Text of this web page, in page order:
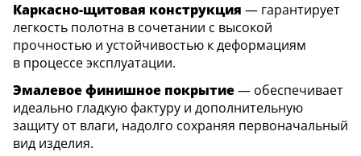
Каркасно-щитовая конструкция — гарантирует
легкость полотна в сочетании с высокой
прочностью и устойчивостью к деформациям
в процессе эксплуатации.
Эмалевое финишное покрытие— обеспечивает
идеально гладкую фактуру и дополнительную
защиту от влаги, надолго сохраняя первоначальный
вид изделия.